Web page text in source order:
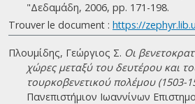
"Δεδαμάδη, 2006, pp. 171-198.
Trouver le document : https://
Πλουμίδης, Γεώργιος Σ. Οι
χώρες μεταξύ του δευτέρου και
τουρκοβενετικού πολέμου (1503-
Πανεπιστήμιον Ιωαννίνων